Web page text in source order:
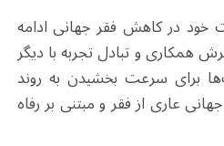
خود در کاهش فقر جهانی ادامه
همکاری و تبادل تجربه با دیگر
برای سرعت بخشیدن به روند
عاری از فقر و مبتنی بر رفاه